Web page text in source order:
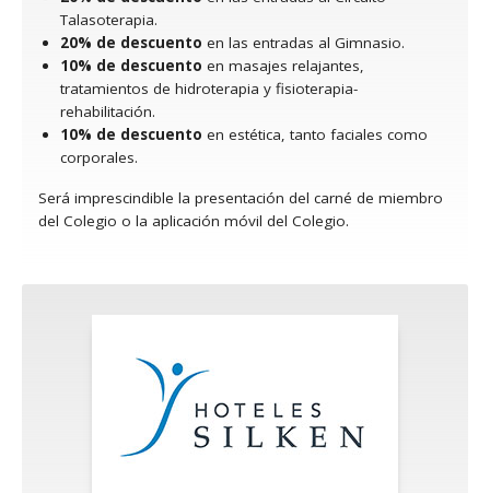
Talasoterapia.
20% de descuento en las entradas al Gimnasio.
10% de descuento en masajes relajantes,
tratamientos de hidroterapia y fisioterapia-
rehabilitación.
10% de descuento en estética, tanto faciales como
corporales.
Será imprescindible la presentación del carné de miembro
del Colegio o la aplicación móvil del Colegio.